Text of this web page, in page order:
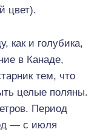
цвет).
как и голубика,
в Канаде,
тем, что
целые поляны.
Период
— с июля